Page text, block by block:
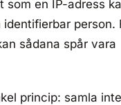
som en IP-adress
person.
sådana spår vara
princip: samla